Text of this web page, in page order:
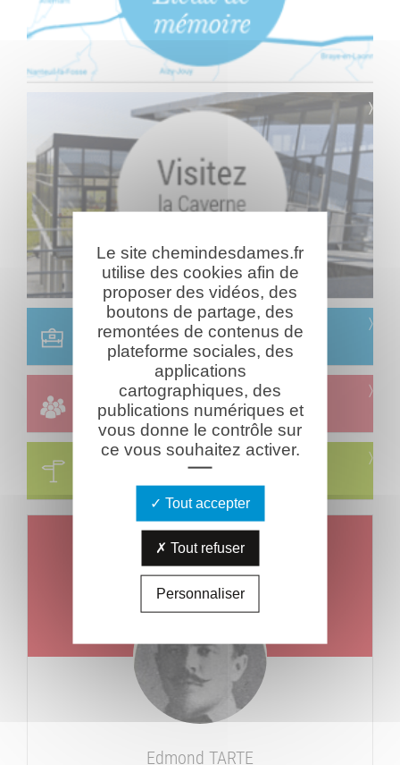
Scolaire
Réservation & informations
Groupes
Réservation & informations
Circuits
Un jour, un combattant
Mort leJeudi 08 août 1918
Edmond TARTE
Le site chemindesdames.fr
utilise des cookies afin de
proposer des vidéos, des
boutons de partage, des
remontées de contenus de
plateforme sociales, des
applications
cartographiques, des
publications numériques et
vous donne le contrôle sur
ce vous souhaitez activer.
Tout accepter
Tout refuser
Personnaliser